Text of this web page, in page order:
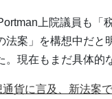
上院議員も「
法案」を構想中だと
現在もまだ具体的
貨に言及、新法案